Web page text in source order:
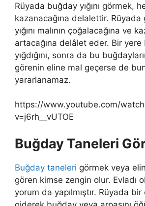
Rüyada buğday yığını görmek,
kazanacağına delalettir.
yığını malının çoğalacağına ve
artacağına delâlet eder. Bir yere
yığdığını, sonra da bu
gö­renin eline mal geçerse de
yararlanamaz.
https://www.youtube.com/
v=j6rh__vUTOE
Buğday Taneleri
Buğday taneleri görmek veya e
gören kimse zengin olur. Evladı
yorum da yapılmıştır. Rüyada